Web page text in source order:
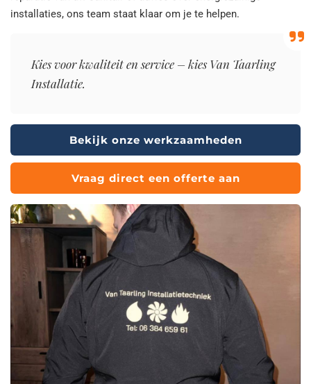
installaties, ons team staat klaar om je te helpen.
Kies voor kwaliteit en service – kies Van Taarling
Installatie.
Bekijk onze werkzaamheden
Vraag direct een offerte aan